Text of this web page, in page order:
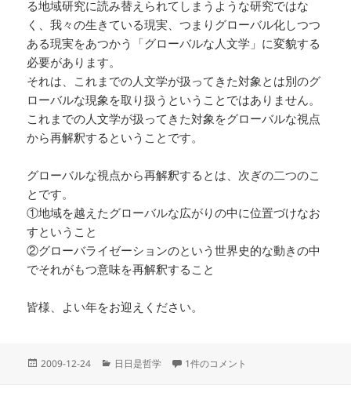
る地域研究に読み替えられてしまうような研究ではな
く、我々の生きている現実、つまりグローバル化しつつ
ある現実をあつかう「グローバルな人文学」に変貌する
必要があります。
それは、これまでの人文学が扱ってきた対象とは別のグ
ローバルな現象を取り扱うということではありません。
これまでの人文学が扱ってきた対象をグローバルな視点
から再解釈するということです。
グローバルな視点から再解釈するとは、次ぎの二つのこ
とです。
①地域を越えたグローバルな広がりの中に位置づけなお
すということ
②グローバライゼーションのという世界史的な動きの中
でそれがもつ意味を再解釈すること
皆様、よい年をお迎えください。
投
2009-12-24
カ
日日是哲学 地域研究の人文学からグローバルな人
1件のコメント